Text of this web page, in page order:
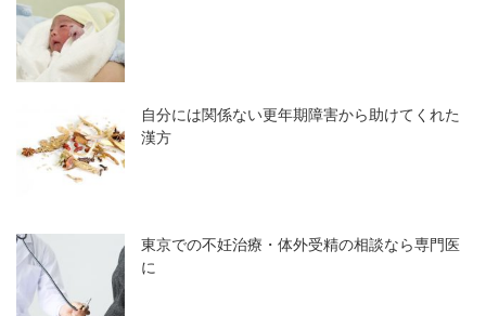
自分には関係ない更年期障害から助けてくれた
漢方
東京での不妊治療・体外受精の相談なら専門医
に